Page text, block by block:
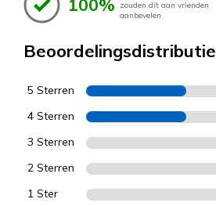
100%
zouden dit aan vrienden
aanbevelen.
Beoordelingsdistributie
5 Sterren
4 Sterren
3 Sterren
2 Sterren
1 Ster